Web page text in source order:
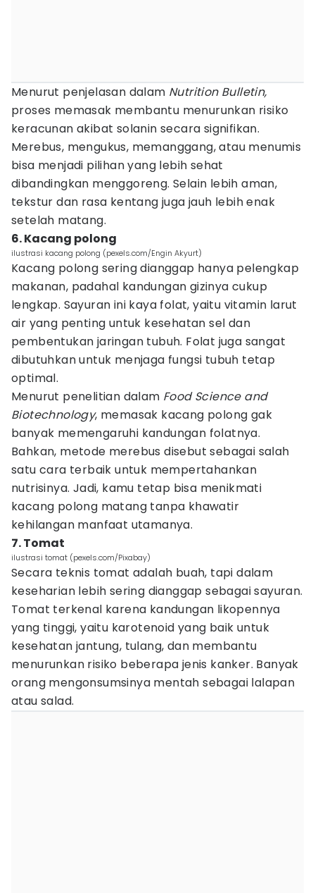
Menurut penjelasan dalam Nutrition Bulletin,
proses memasak membantu menurunkan risiko
keracunan akibat solanin secara signifikan.
Merebus, mengukus, memanggang, atau menumis
bisa menjadi pilihan yang lebih sehat
dibandingkan menggoreng. Selain lebih aman,
tekstur dan rasa kentang juga jauh lebih enak
setelah matang.
6. Kacang polong
ilustrasi kacang polong (pexels.com/Engin Akyurt)
Kacang polong sering dianggap hanya pelengkap
makanan, padahal kandungan gizinya cukup
lengkap. Sayuran ini kaya folat, yaitu vitamin larut
air yang penting untuk kesehatan sel dan
pembentukan jaringan tubuh. Folat juga sangat
dibutuhkan untuk menjaga fungsi tubuh tetap
optimal.
Menurut penelitian dalam Food Science and
Biotechnology, memasak kacang polong gak
banyak memengaruhi kandungan folatnya.
Bahkan, metode merebus disebut sebagai salah
satu cara terbaik untuk mempertahankan
nutrisinya. Jadi, kamu tetap bisa menikmati
kacang polong matang tanpa khawatir
kehilangan manfaat utamanya.
7. Tomat
ilustrasi tomat (pexels.com/Pixabay)
Secara teknis tomat adalah buah, tapi dalam
keseharian lebih sering dianggap sebagai sayuran.
Tomat terkenal karena kandungan likopennya
yang tinggi, yaitu karotenoid yang baik untuk
kesehatan jantung, tulang, dan membantu
menurunkan risiko beberapa jenis kanker. Banyak
orang mengonsumsinya mentah sebagai lalapan
atau salad.